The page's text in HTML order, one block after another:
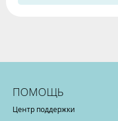
ПОМОЩЬ
Центр поддержки